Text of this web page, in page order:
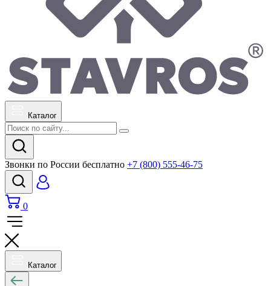
Каталог
Звонки по России бесплатно +7 (800) 555-46-75
0
Каталог